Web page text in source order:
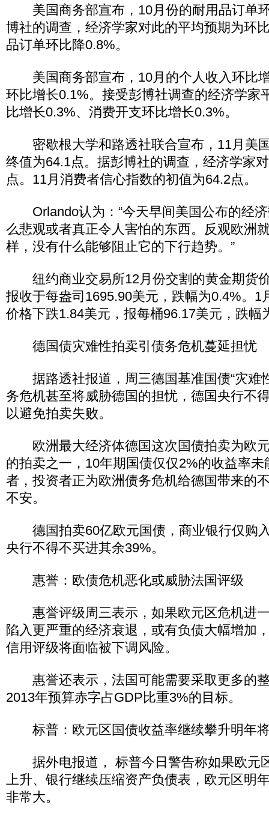
美国商务部宣布，10月份的耐用品订单
博社的调查，经济学家对此的平均预期为环
品订单环比降0.8%。
美国商务部宣布，10月的个人收入环比
环比增长0.1%。接受彭博社调查的经济学家
比增长0.3%、消费开支环比增长0.3%。
密歇根大学和路透社联合宣布，11月美
终值为64.1点。据彭博社的调查，经济学家
点。11月消费者信心指数的初值为64.2点。
Orlando认为：“今天早间美国公布的经济
么悲观或者真正令人害怕的东西。反观欧洲
样，没有什么能够阻止它的下行趋势。”
纽约商业交易所12月份交割的黄金期货
报收于每盎司1695.90美元，跌幅为0.4%。1
价格下跌1.84美元，报每桶96.17美元，跌幅
德国债灾难性拍卖引债务危机蔓延担忧
据路透社报道，周三德国基准国债“灾难
务危机甚至将威胁德国的担忧，德国央行不
以避免拍卖失败。
欧洲最大经济体德国这次国债拍卖为欧
的拍卖之一，10年期国债仅仅2%的收益率
者，投资者正为欧洲债务危机给德国带来的
不安。
德国拍卖60亿欧元国债，商业银行仅购
央行不得不买进其余39%。
惠誉：欧债危机恶化或威胁法国评级
惠誉评级周三表示，如果欧元区危机进
陷入更严重的经济衰退，或有负债大幅增加
信用评级将面临被下调风险。
惠誉还表示，法国可能需要采取更多的
2013年预算赤字占GDP比重3%的目标。
标普：欧元区国债收益率继续攀升明年
据外电报道， 标普今日警告称如果欧元
上升、银行继续压缩资产负债表，欧元区明
非常大。